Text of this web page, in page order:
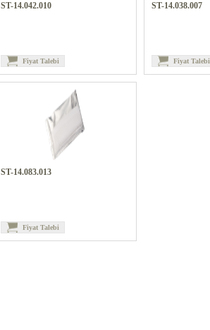
ST-14.042.010
Fiyat Talebi
ST-14.038.007
Fiyat Talebi
ST-14.083.013
Fiyat Talebi